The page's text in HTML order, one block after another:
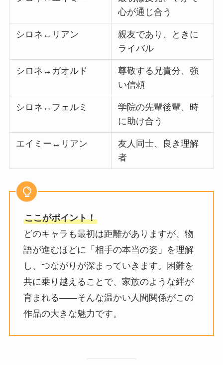
心が通じ合う
シロネ↔リアン
親友であり、ときに
ライバル
シロネ↔ガオルド
尊敬する兄貴分、強
い信頼
シロネ↔フェルミ
学院の先輩後輩、時
に助け合う
エイミー↔リアン
友人同士、良き理解
者
ここがポイント！
どのキャラも最初は距離がありますが、物
語が進むほどに「相手の本当の姿」を理解
し、つながりが深まっていきます。困難を
共に乗り越えることで、家族のような絆が
育まれる――そんな温かい人間関係がこの
作品の大きな魅力です。